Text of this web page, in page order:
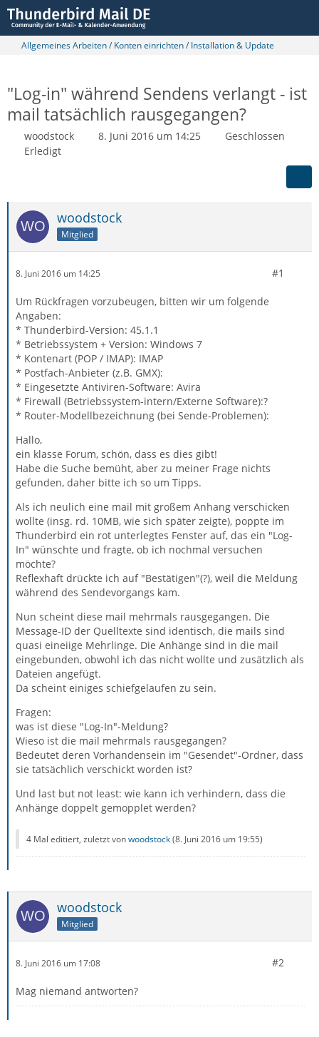
Allgemeines Arbeiten / Konten einrichten / Installation & Update
"Log-in" während Sendens verlangt - ist
mail tatsächlich rausgegangen?
woodstock 8. Juni 2016 um 14:25
Geschlossen
Erledigt
woodstock
Mitglied
8. Juni 2016 um 14:25 #1
Um Rückfragen vorzubeugen, bitten wir um folgende
Angaben:
* Thunderbird-Version: 45.1.1
* Betriebssystem + Version: Windows 7
* Kontenart (POP / IMAP): IMAP
* Postfach-Anbieter (z.B. GMX):
* Eingesetzte Antiviren-Software: Avira
* Firewall (Betriebssystem-intern/Externe Software):?
* Router-Modellbezeichnung (bei Sende-Problemen):
Hallo,
ein klasse Forum, schön, dass es dies gibt!
Habe die Suche bemüht, aber zu meiner Frage nichts
gefunden, daher bitte ich so um Tipps.
Als ich neulich eine mail mit großem Anhang verschicken
wollte (insg. rd. 10MB, wie sich später zeigte), poppte im
Thunderbird ein rot unterlegtes Fenster auf, das ein "Log-
In" wünschte und fragte, ob ich nochmal versuchen
möchte?
Reflexhaft drückte ich auf "Bestätigen"(?), weil die Meldung
während des Sendevorgangs kam.
Nun scheint diese mail mehrmals rausgegangen. Die
Message-ID der Quelltexte sind identisch, die mails sind
quasi eineiige Mehrlinge. Die Anhänge sind in die mail
eingebunden, obwohl ich das nicht wollte und zusätzlich als
Dateien angefügt.
Da scheint einiges schiefgelaufen zu sein.
Fragen:
was ist diese "Log-In"-Meldung?
Wieso ist die mail mehrmals rausgegangen?
Bedeutet deren Vorhandensein im "Gesendet"-Ordner, dass
sie tatsächlich verschickt worden ist?
Und last but not least: wie kann ich verhindern, dass die
Anhänge doppelt gemopplet werden?
4 Mal editiert, zuletzt vonwoodstock(8. Juni 2016 um 19:55)
woodstock
Mitglied
8. Juni 2016 um 17:08 #2
Mag niemand antworten?